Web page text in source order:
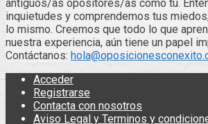
antiguos/as opositores/as como tú.
inquietudes y comprendemos tus
lo mismo. Creemos que todo lo que
nuestra experiencia, aún tiene un papel
Contáctanos:
Acceder
Registrarse
Contacta con nosotros
Aviso Legal y Terminos y